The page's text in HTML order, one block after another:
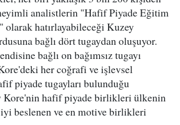
analistlerin "Hafif Piyade Eğitim
hatırlayabileceği Kuzey
bağlı dört tugaydan oluşuyor.
bağlı on bağımsız tugayı
her coğrafi ve işlevsel
piyade tugayları bulunduğu
hafif piyade birlikleri ülkenin
beslenen ve en motive birlikleri